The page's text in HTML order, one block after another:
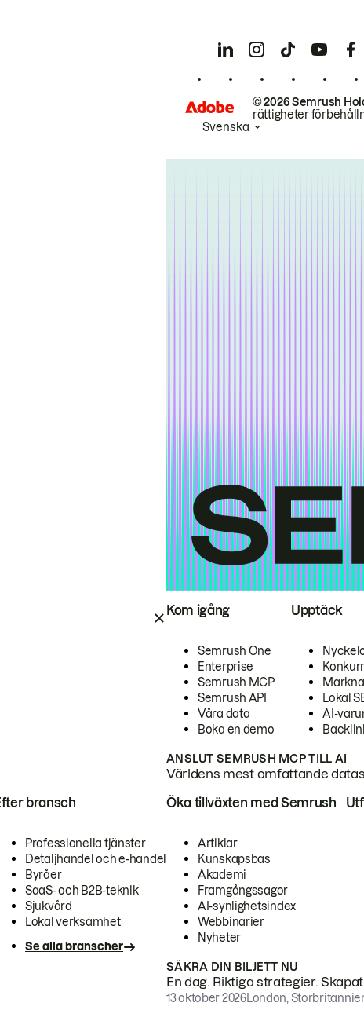
Kom igång
Semrush One
Enterprise
Semrush MCP
Semrush API
Våra data
Boka en demo
Upptäck
Lokal
AI-
ANSLUT SEMRUSH MCP TILL AI
Världens mest omfattande
bransch
Professionella tjänster
Detaljhandel och e-handel
Byråer
SaaS- och B2B-teknik
Sjukvård
Lokal verksamhet
Se alla branscher
Öka tillväxten med Semrush
Artiklar
Kunskapsbas
Akademi
Framgångssagor
AI-synlighetsindex
Webbinarier
Nyheter
SÄKRA DIN BILJETT NU
En dag. Riktiga strategier.
13 oktober 2026London,
© 2026 Semrush
rättigheter
Svenska